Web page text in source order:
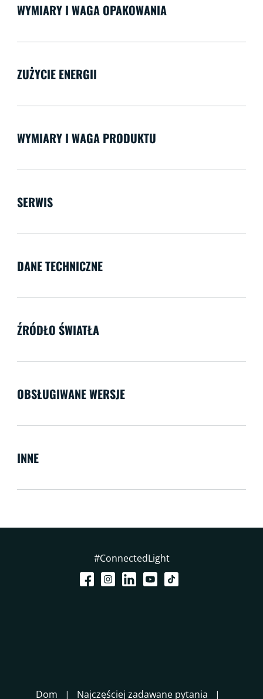
WYMIARY I WAGA OPAKOWANIA
ZUŻYCIE ENERGII
WYMIARY I WAGA PRODUKTU
SERWIS
DANE TECHNICZNE
ŹRÓDŁO ŚWIATŁA
OBSŁUGIWANE WERSJE
INNE
#ConnectedLight
Dom Najczęściej zadawane pytania